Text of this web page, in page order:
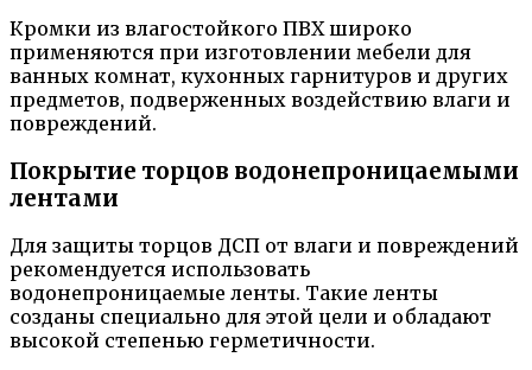
Кромки из влагостойкого ПВХ широко
применяются при изготовлении мебели для
ванных комнат, кухонных гарнитуров и других
предметов, подверженных воздействию влаги и
повреждений.
Покрытие торцов водонепроницаемыми
лентами
Для защиты торцов ДСП от влаги и повреждений
рекомендуется использовать
водонепроницаемые ленты. Такие ленты
созданы специально для этой цели и обладают
высокой степенью герметичности.